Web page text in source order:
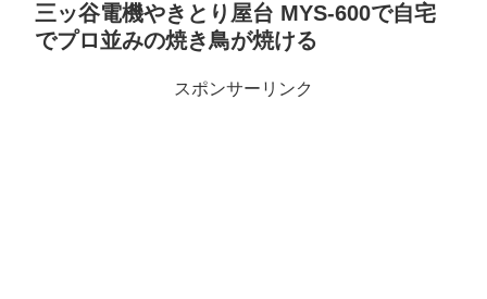
三ッ谷電機やきとり屋台 MYS-600で自宅
でプロ並みの焼き鳥が焼ける
スポンサーリンク